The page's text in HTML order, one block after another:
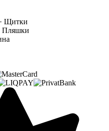
Щитки
Пляшки